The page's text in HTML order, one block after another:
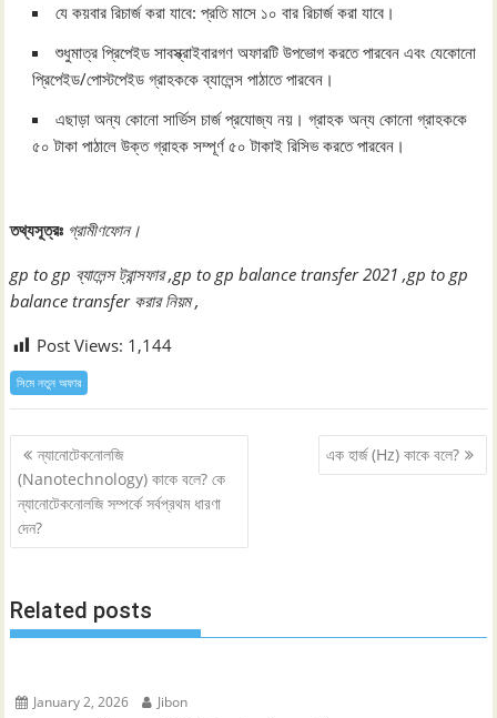
যে কয়বার রিচার্জ করা যাবে: প্রতি মাসে ১০ বার রিচার্জ করা যাবে।
শুধুমাত্র প্রিপেইড সাবস্ক্রাইবারগণ অফারটি উপভোগ করতে পারবেন এবং যেকোনো
প্রিপেইড/পোস্টপেইড গ্রাহককে ব্যালেন্স পাঠাতে পারবেন।
এছাড়া অন্য কোনো সার্ভিস চার্জ প্রযোজ্য নয়। গ্রাহক অন্য কোনো গ্রাহককে
৫০ টাকা পাঠালে উক্ত গ্রাহক সম্পূর্ণ ৫০ টাকাই রিসিভ করতে পারবেন।
তথ্যসূত্রঃ গ্রামীণফোন।
gp to gp ব্যালেন্স ট্রান্সফার ,gp to gp balance transfer 2021 ,gp to gp
balance transfer করার নিয়ম ,
Post Views: 1,144
সিমে নতুন ‍অফার
Post
navigation
ন্যানোটেকনোলজি
(Nanotechnology) কাকে বলে? কে
ন্যানোটেকনোলজি সম্পর্কে সর্বপ্রথম ধারণা
দেন?
এক হার্জ (Hz) কাকে বলে?
Related posts
January 2, 2026 Jibon